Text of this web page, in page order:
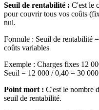
Seuil de rentabilité : C'est le
pour couvrir tous vos coûts
nul.
Formule : Seuil de rentabilité
coûts variables
Exemple : Charges fixes 12
Seuil = 12 000 / 0,40 = 30
Point mort : C'est le nombre
seuil de rentabilité.